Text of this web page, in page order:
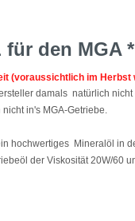
den MGA
(voraussichtlich im Herbst
damals natürlich
in's MGA-Getriebe.
hochwertiges Mineralöl in
der Viskosität 20W/60